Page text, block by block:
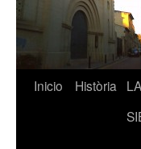
Inicio Història
LA